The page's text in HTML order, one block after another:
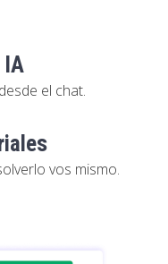
el chat.
vos mismo.